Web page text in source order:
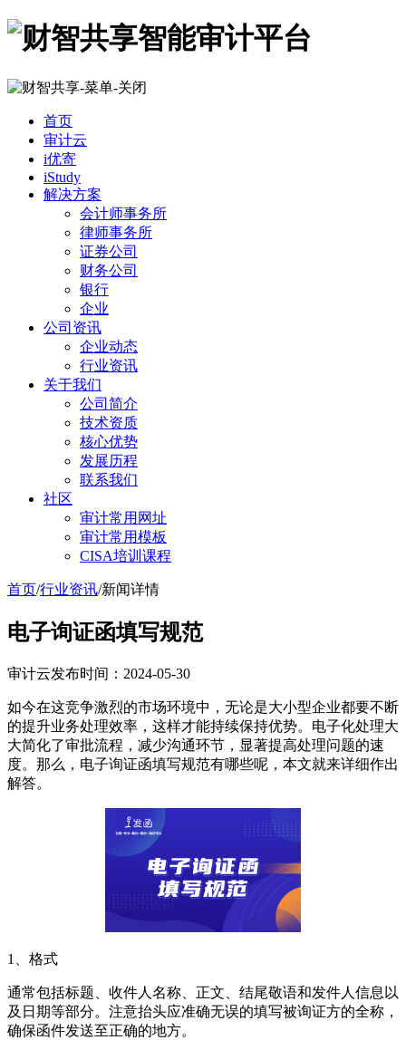
首页
审计云
i优寄
iStudy
解决方案
会计师事务所
律师事务所
证券公司
财务公司
银行
企业
公司资讯
企业动态
行业资讯
关于我们
公司简介
技术资质
核心优势
发展历程
联系我们
社区
审计常用网址
审计常用模板
CISA培训课程
首页/行业资讯/新闻详情
电子询证函填写规范
审计云发布时间：2024-05-30
如今在这竞争激烈的市场环境中，无论是大小型企业都要不断
的提升业务处理效率，这样才能持续保持优势。电子化处理大
大简化了审批流程，减少沟通环节，显著提高处理问题的速
度。那么，电子询证函填写规范有哪些呢，本文就来详细作出
解答。
1、格式
通常包括标题、收件人名称、正文、结尾敬语和发件人信息以
及日期等部分。注意抬头应准确无误的填写被询证方的全称，
确保函件发送至正确的地方。